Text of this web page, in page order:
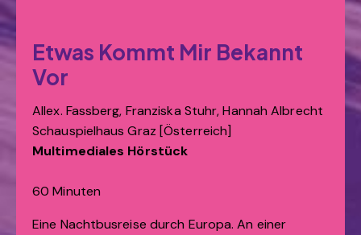
Etwas Kommt Mir Bekannt
Vor
Allex. Fassberg, Franziska Stuhr, Hannah Albrecht
Schauspielhaus Graz [Österreich]
Multimediales Hörstück
60 Minuten
Eine Nachtbusreise durch Europa. An einer